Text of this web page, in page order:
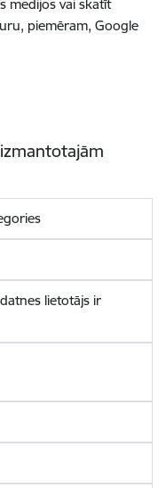
medijos vai skatīt
piemēram, Google
lietotājs ir